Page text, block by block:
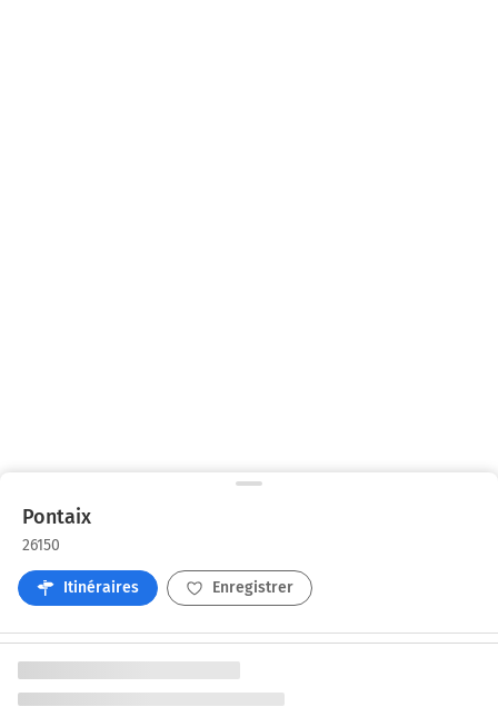
Pontaix
26150
Itinéraires Enregistrer